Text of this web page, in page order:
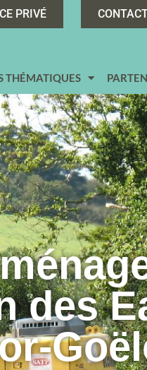
PRIVÉ
THÉMATIQUES
des